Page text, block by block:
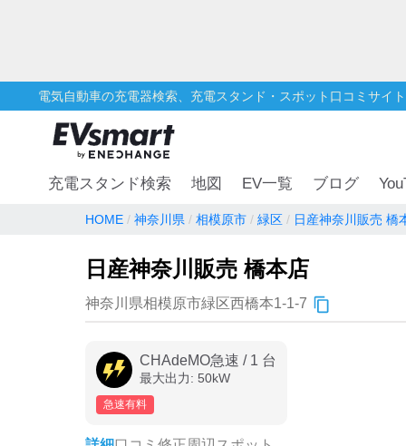
電気自動車の充電器検索、充電スタンド・スポット口コミサイト
充電スタンド検索 地図 EV一覧 ブログ
HOME 神奈川県 相模原市 緑区 日産神奈川販売 橋
日産神奈川販売 橋本店
神奈川県相模原市緑区西橋本1-1-7
CHAdeMO急速 / 1 台
最大出力: 50kW
急速有料